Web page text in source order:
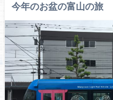
今年のお盆の富山の旅